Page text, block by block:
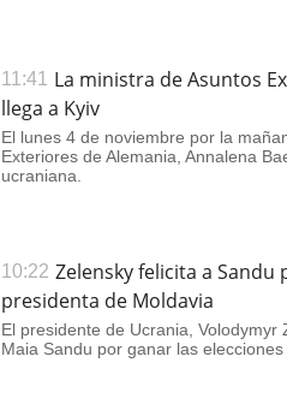
11:41
La ministra de Asuntos
llega a Kyiv
El lunes 4 de noviembre por la
Exteriores de Alemania, Annalena
ucraniana.
10:22 Zelensky felicita a
presidenta de Moldavia
El presidente de Ucrania, Volodymyr
Maia Sandu por ganar las